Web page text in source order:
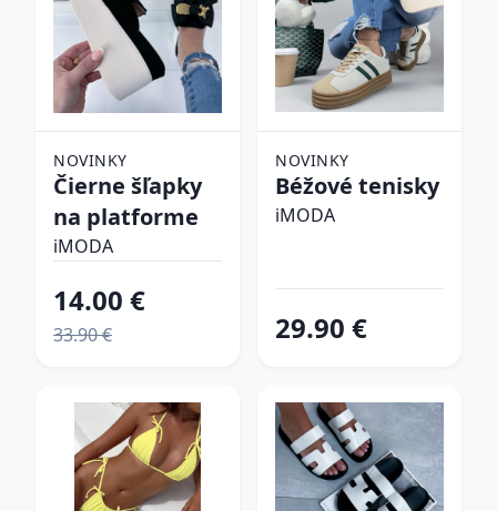
NOVINKY
Čierne šľapky
na platforme
iMODA
14.00 €
33.90 €
NOVINKY
Béžové tenisky
iMODA
29.90 €